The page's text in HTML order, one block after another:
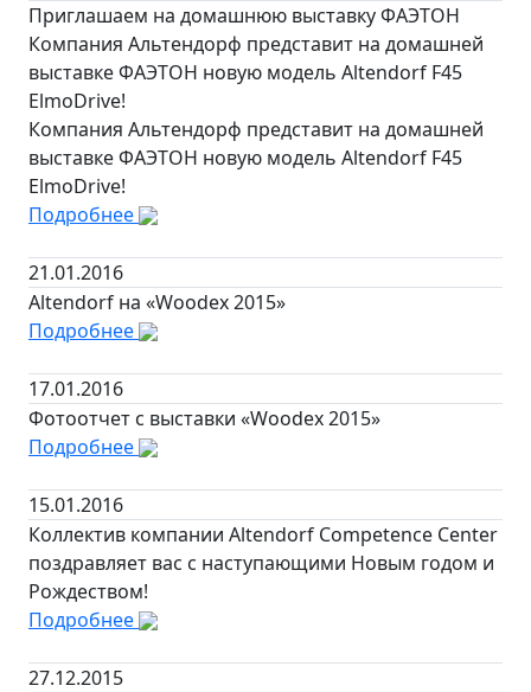
Приглашаем на домашнюю выставку ФАЭТОН
Компания Альтендорф представит на домашней
выставке ФАЭТОН новую модель Altendorf F45
ElmoDrive!
Компания Альтендорф представит на домашней
выставке ФАЭТОН новую модель Altendorf F45
ElmoDrive!
Подробнее
21.01.2016
Altendorf на «Woodex 2015»
Подробнее
17.01.2016
Фотоотчет с выставки «Woodex 2015»
Подробнее
15.01.2016
Коллектив компании Altendorf Competence Center
поздравляет вас с наступающими Новым годом и
Рождеством!
Подробнее
27.12.2015